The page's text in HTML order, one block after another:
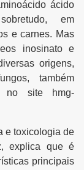
ácido
em
e carnes. Mas
inosinato e
origens,
também
no site hmg-
e toxicologia de
explica que é
principais